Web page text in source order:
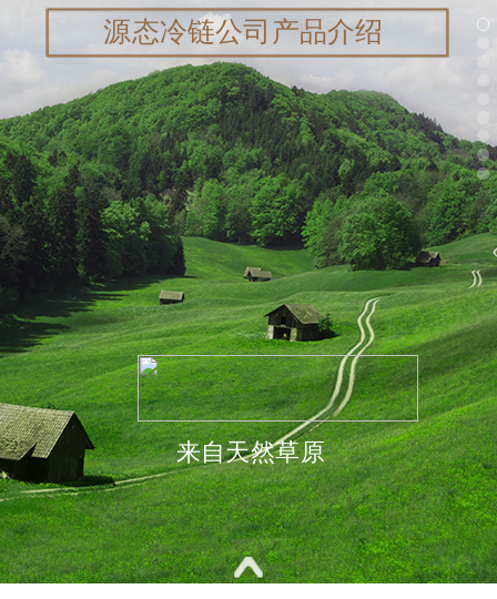
源态冷链公司产品介绍
来自天然草原